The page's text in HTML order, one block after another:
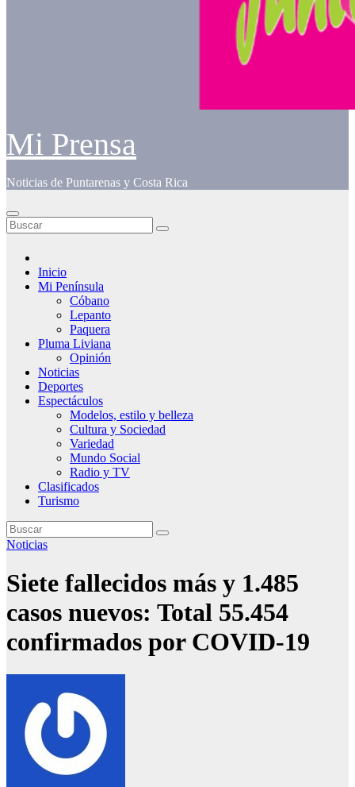
Mi Prensa
Noticias de Puntarenas y Costa Rica
Inicio
Mi Península
Cóbano
Lepanto
Paquera
Pluma Liviana
Opinión
Noticias
Deportes
Espectáculos
Modelos, estilo y belleza
Cultura y Sociedad
Variedad
Mundo Social
Radio y TV
Clasificados
Turismo
Noticias
Siete fallecidos más y 1.485
casos nuevos: Total 55.454
confirmados por COVID-19